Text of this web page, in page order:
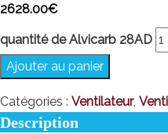
2628.00€
quantité de Alvicarb 28AD
Ajouter au panier
Catégories : Ventilateur,
Description